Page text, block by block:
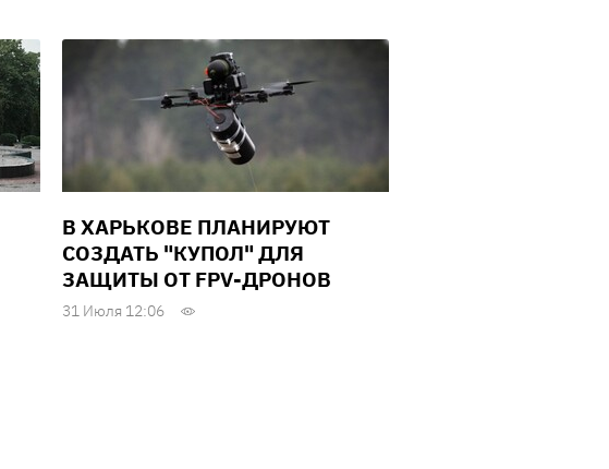
В ХАРЬКОВЕ ПЛАНИРУЮТ
СОЗДАТЬ "КУПОЛ" ДЛЯ
ЗАЩИТЫ ОТ FPV-ДРОНОВ
31 Июля 12:06